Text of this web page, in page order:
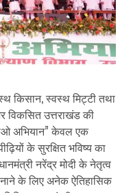
किसान, स्वस्थ मिट्टी तथा
विकसित उत्तराखंड की
अभियान” केवल एक
के सुरक्षित भविष्य का
नरेंद्र मोदी के नेतृत्व
के लिए अनेक ऐतिहासिक